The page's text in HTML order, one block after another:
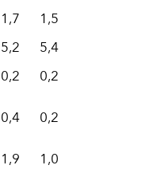
1,7
1,5
5,2
5,4
0,2
0,2
0,4 0,2
1,9 1,0